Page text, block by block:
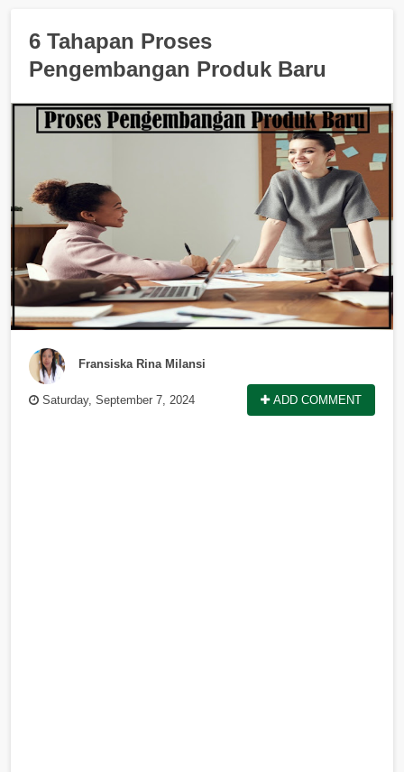
6 Tahapan Proses
Pengembangan Produk Baru
Fransiska Rina Milansi
Saturday, September 7, 2024 ADD COMMENT